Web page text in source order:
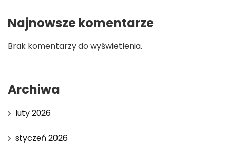
Najnowsze komentarze
Brak komentarzy do wyświetlenia.
Archiwa
luty 2026
styczeń 2026